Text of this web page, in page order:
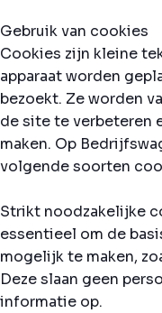
Gebruik van cookies
Cookies zijn kleine
apparaat worden
bezoekt. Ze worden
de site te verbeteren
maken. Op
volgende soorten
Strikt noodzakelijke
essentieel om de
mogelijk te maken,
Deze slaan geen
informatie op.